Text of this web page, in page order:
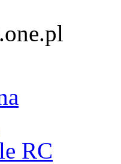
RC